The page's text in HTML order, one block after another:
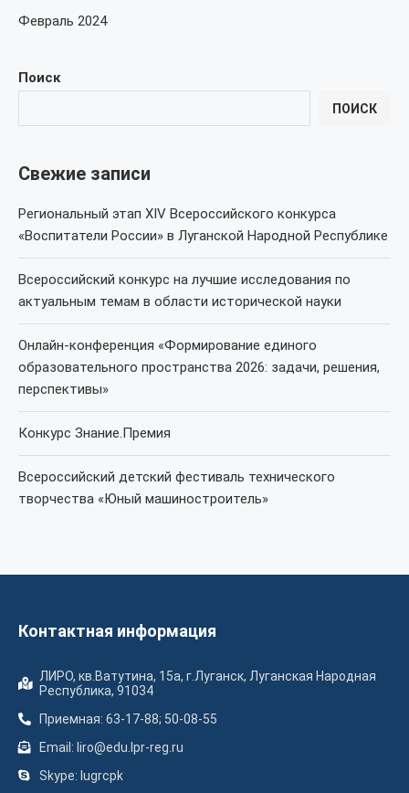
Поиск
ПОИСК
Свежие записи
Региональный этап XIV Всероссийского конкурса
«Воспитатели России» в Луганской Народной Республике
Всероссийский конкурс на лучшие исследования по
актуальным темам в области исторической науки
Онлайн-конференция «Формирование единого
образовательного пространства 2026: задачи, решения,
перспективы»
Конкурс Знание.Премия
Всероссийский детский фестиваль технического
творчества «Юный машиностроитель»
Февраль 2024
Контактная информация
ЛИРО, кв.Ватутина, 15а, г.Луганск, Луганская Народная
Республика, 91034
Приемная: 63-17-88; 50-08-55
Email: liro@edu.lpr-reg.ru
Skype: lugrcpk